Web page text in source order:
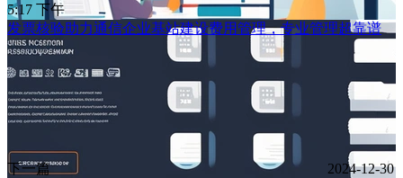
5:17 下午
发票核验助力通信企业基站建设费用管理，专业管理超靠谱
下一篇
2024-12-30